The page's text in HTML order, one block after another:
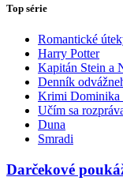
Top série
Romantické
Harry Potter
Kapitán Stein a
Denník
Krimi Dominika
Učím sa
Duna
Smradi
Darčekové